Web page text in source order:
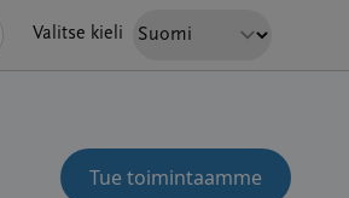
Valitse kieli
Tue toimintaamme